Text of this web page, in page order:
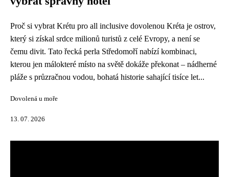
Proč si vybrat Krétu pro all inclusive dovolenou Kréta je ostrov,
který si získal srdce milionů turistů z celé Evropy, a není se
čemu divit. Tato řecká perla Středomoří nabízí kombinaci,
kterou jen málokteré místo na světě dokáže překonat – nádherné
pláže s průzračnou vodou, bohatá historie sahající tisíce let...
Dovolená u moře
13. 07. 2026